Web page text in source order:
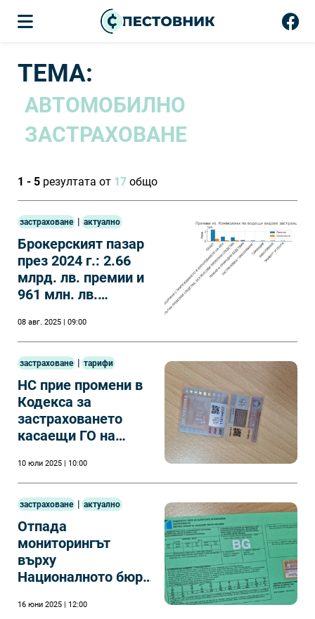
ТЕМА:
АВТОМОБИЛНО
ЗАСТРАХОВАНЕ
1 - 5 резултата от 17 общо
застраховане | актуално
Брокерският пазар
през 2024 г.: 2.66
млрд. лв. премии и
961 млн. лв.
08 авг. 2025 | 09:00
застраховане | тарифи
НС прие промени в
Кодекса за
застраховането
касаещи ГО на
10 юли 2025 | 10:00
застраховане | актуално
Отпада
мониторингът
върху
Националното бюро
автомобилни
16 юни 2025 | 12:00